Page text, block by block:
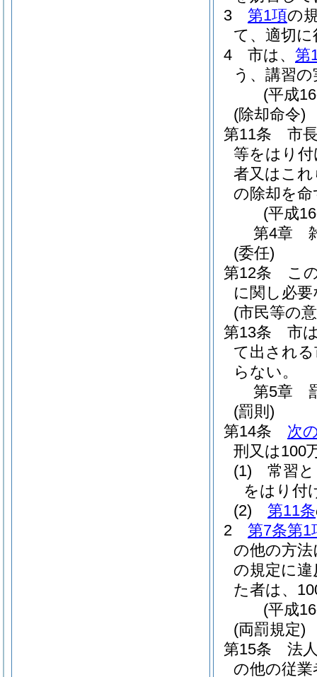
3
第1項の
て、適切
4
市は、 第
う、講習
(平成
(除却命令)
第11条
市
等をはり
者又はこ
の除却を
(平成
第4章
(委任)
第12条
こ
に関し必
(市民等の
第13条
市
て出され
らない。
第5章
(罰則)
第14条
次
刑又は100
(1)
常習
をはり付
(2)
第11条
2
第7条第1
の他の方
の規定に
た者は、
(平成
(両罰規定)
第15条
法
の他の従